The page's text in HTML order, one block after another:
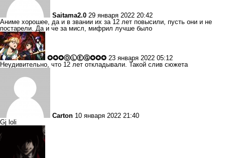
Saitama2.0 29 января 2022 20:42
Аниме хорошее, да и в звании их за 12 лет повысили, пусть они и не
постарели. Да и че за мисл, мифрил лучше было
✪✪✪ⓄⓁⒺⒼ✪✪✪ 23 января 2022 05:12
Неудивительно, что 12 лет откладывали. Такой слив сюжета
Carton 10 января 2022 21:40
Gj loli